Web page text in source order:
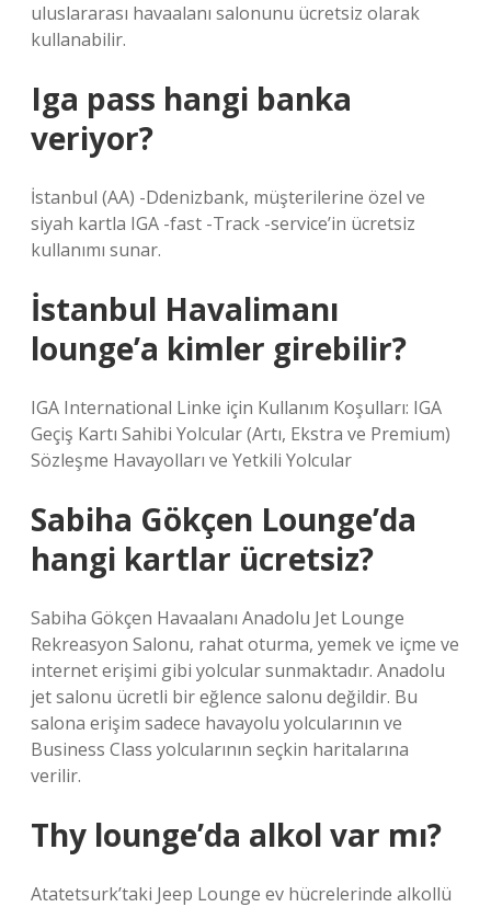
uluslararası havaalanı salonunu ücretsiz olarak
kullanabilir.
Iga pass hangi banka
veriyor?
İstanbul (AA) -Ddenizbank, müşterilerine özel ve
siyah kartla IGA -fast -Track -service’in ücretsiz
kullanımı sunar.
İstanbul Havalimanı
lounge’a kimler girebilir?
IGA International Linke için Kullanım Koşulları: IGA
Geçiş Kartı Sahibi Yolcular (Artı, Ekstra ve Premium)
Sözleşme Havayolları ve Yetkili Yolcular
Sabiha Gökçen Lounge’da
hangi kartlar ücretsiz?
Sabiha Gökçen Havaalanı Anadolu Jet Lounge
Rekreasyon Salonu, rahat oturma, yemek ve içme ve
internet erişimi gibi yolcular sunmaktadır. Anadolu
jet salonu ücretli bir eğlence salonu değildir. Bu
salona erişim sadece havayolu yolcularının ve
Business Class yolcularının seçkin haritalarına
verilir.
Thy lounge’da alkol var mı?
Atatetsurk’taki Jeep Lounge ev hücrelerinde alkollü